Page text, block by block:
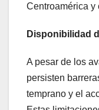
Centroamérica y
Disponibilidad
A pesar de los
persisten
temprano y el